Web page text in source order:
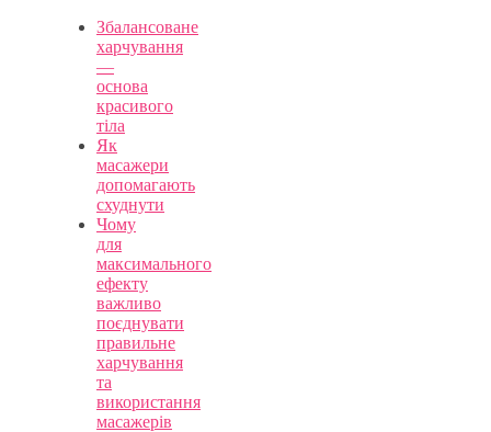
Збалансоване
харчування
—
основа
красивого
тіла
Як
масажери
допомагають
схуднути
Чому
для
максимального
ефекту
важливо
поєднувати
правильне
харчування
та
використання
масажерів